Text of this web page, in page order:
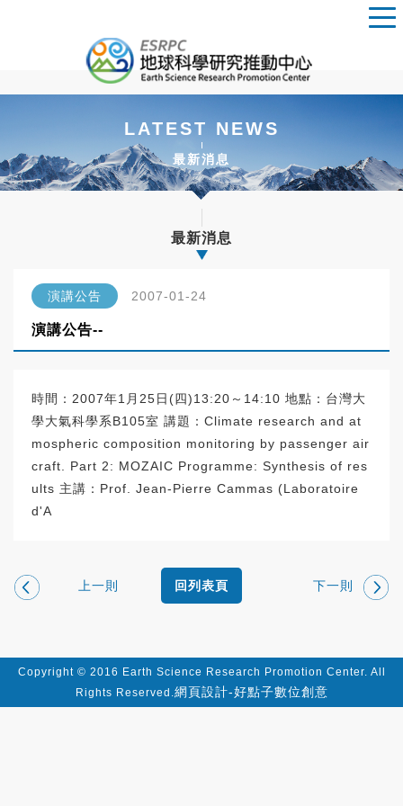
LATEST NEWS
最新消息
最新消息
演講公告 2007-01-24
演講公告--
時間：2007年1月25日(四)13:20～14:10 地點：台灣大
學大氣科學系B105室 講題：Climate research and at
mospheric composition monitoring by passenger air
craft. Part 2: MOZAIC Programme: Synthesis of res
ults 主講：Prof. Jean-Pierre Cammas (Laboratoire
d'A
上一則 下一則
回列表頁
Copyright © 2016 Earth Science Research Promotion Center. All
Rights Reserved.網頁設計-好點子數位創意